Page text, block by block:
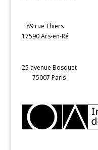
89 rue Thiers
17590 Ars-en-Ré
25 avenue Bosquet
75007 Paris